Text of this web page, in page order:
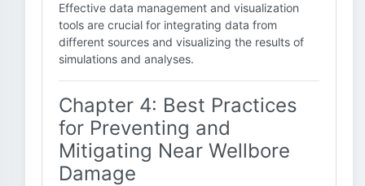
Effective data management and visualization
tools are crucial for integrating data from
different sources and visualizing the results of
simulations and analyses.
Chapter 4: Best Practices
for Preventing and
Mitigating Near Wellbore
Damage